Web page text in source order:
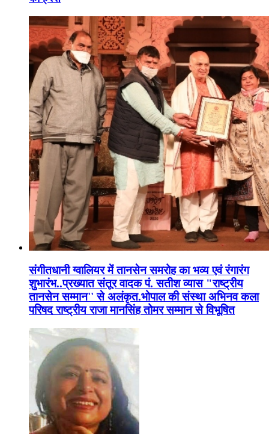
संगीतधानी ग्वालियर में तानसेन समरोह का भव्य एवं रंगारंग
शुभारंभ..प्रख्यात संतूर वादक पं. सतीश व्यास "राष्ट्रीय
तानसेन सम्मान'' से अलंकृत.भोपाल की संस्था अभिनव कला
परिषद राष्ट्रीय राजा मानसिंह तोमर सम्मान से विभूषित